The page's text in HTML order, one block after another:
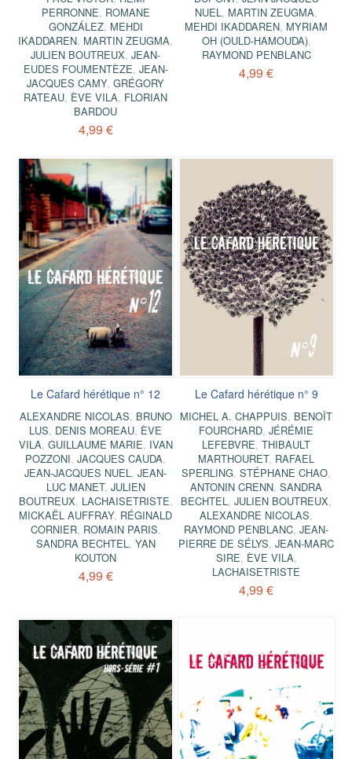
PERRONNE, ROMANE
GONZÁLEZ, MEHDI
IKADDAREN, MARTIN ZEUGMA,
JULIEN BOUTREUX,JEAN-
EUDES FOUMENTÈZE, JEAN-
JACQUES CAMY,GRÉGORY
RATEAU, ÈVE VILA, FLORIAN
BARDOU
4,99 €
NUEL, MARTIN ZEUGMA,
MEHDI IKADDAREN, MYRIAM
OH (OULD-HAMOUDA),
RAYMOND PENBLANC
4,99 €
Le Cafard hérétique n° 12
ALEXANDRE NICOLAS, BRUNO
LUS, DENIS MOREAU, ÈVE
VILA, GUILLAUME MARIE, IVAN
POZZONI,JACQUES CAUDA,
JEAN-JACQUES NUEL,JEAN-
LUC MANET, JULIEN
BOUTREUX, LACHAISETRISTE,
MICKAËL AUFFRAY, RÉGINALD
CORNIER, ROMAIN PARIS,
SANDRA BECHTEL, YAN
KOUTON
4,99 €
Le Cafard hérétique n° 9
MICHEL A. CHAPPUIS, BENOÎT
FOURCHARD,JÉRÉMIE
LEFEBVRE,THIBAULT
MARTHOURET, RAFAEL
SPERLING,STÉPHANE CHAO,
ANTONIN CRENN,SANDRA
BECHTEL,JULIEN BOUTREUX,
ALEXANDRE NICOLAS,
RAYMOND PENBLANC,JEAN-
PIERRE DE SÉLYS,JEAN-MARC
SIRE, ÈVE VILA,
LACHAISETRISTE
4,99 €